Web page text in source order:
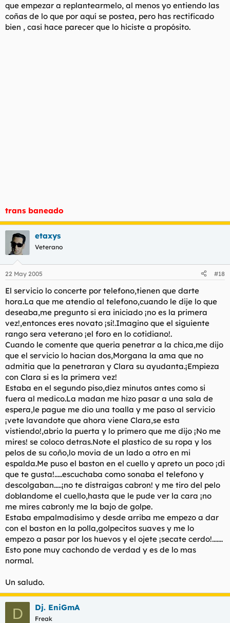
que empezar a replantearmelo, al menos yo entiendo las
coñas de lo que por aquí se postea, pero has rectificado
bien , casi hace parecer que lo hiciste a propósito.
trans baneado
etaxys
Veterano
22 May 2005 #18
El servicio lo concerte por telefono,tienen que darte
hora.La que me atendio al telefono,cuando le dije lo que
deseaba,me pregunto si era iniciado ¡no es la primera
vez!,entonces eres novato ¡si!.Imagino que el siguiente
rango sera veterano ¡el foro en lo cotidiano!.
Cuando le comente que queria penetrar a la chica,me dijo
que el servicio lo hacian dos,Morgana la ama que no
admitia que la penetraran y Clara su ayudanta.¡Empieza
con Clara si es la primera vez!
Estaba en el segundo piso,diez minutos antes como si
fuera al medico.La madan me hizo pasar a una sala de
espera,le pague me dio una toalla y me paso al servicio
¡vete lavandote que ahora viene Clara,se esta
vistiendo!,abrio la puerta y lo primero que me dijo ¡No me
mires! se coloco detras.Note el plastico de su ropa y los
pelos de su coño,lo movia de un lado a otro en mi
espalda.Me puso el baston en el cuello y apreto un poco ¡di
que te gusta!.....escuchaba como sonaba el telefono y
descolgaban.....¡no te distraigas cabron! y me tiro del pelo
doblandome el cuello,hasta que le pude ver la cara ¡no
me mires cabron!y me la bajo de golpe.
Estaba empalmadisimo y desde arriba me empezo a dar
con el baston en la polla,golpecitos suaves y me lo
empezo a pasar por los huevos y el ojete ¡secate cerdo!.......
Esto pone muy cachondo de verdad y es de lo mas
normal.
Un saludo.
D Dj. EniGmA
Freak